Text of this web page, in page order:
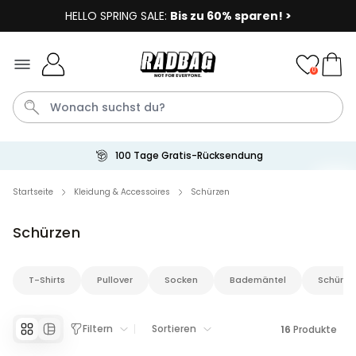
HELLO SPRING SALE: Bis zu 60% sparen! >
über 22.600
24,99 €
Personalisierbar
Personalisierbare Eierbecher
0
100 Tage Gratis-Rücksendung
Startseite Kleidung & Accessoires Schürzen
Schürzen
T-Shirts Pullover Socken Bademäntel
Filtern Sortieren 16 Produkte